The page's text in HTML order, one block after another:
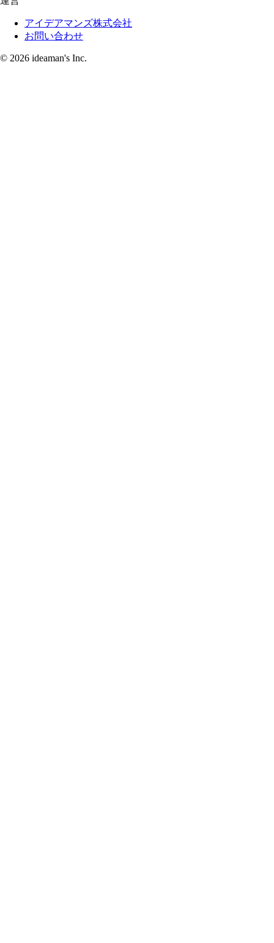
アイデアマンズ株式会社
お問い合わせ
© 2026 ideaman's Inc.